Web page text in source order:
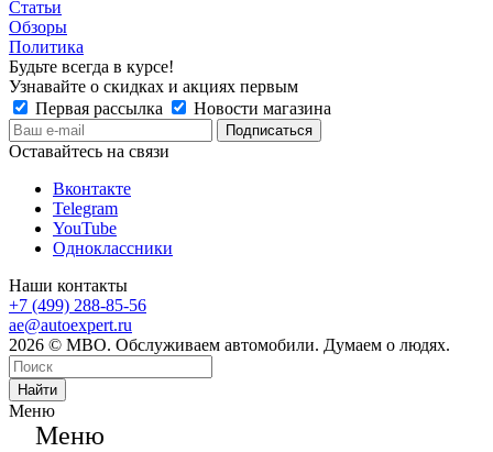
Статьи
Обзоры
Политика
Будьте всегда в курсе!
Узнавайте о скидках и акциях первым
Первая рассылка
Новости магазина
Оставайтесь на связи
Вконтакте
Telegram
YouTube
Одноклассники
Наши контакты
+7 (499) 288-85-56
ae@autoexpert.ru
2026 © МВО. Обслуживаем автомобили. Думаем о людях.
Найти
Меню
Меню